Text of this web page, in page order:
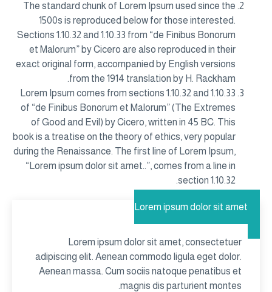
The standard chunk of Lorem Ipsum used since the
1500s is reproduced below for those interested.
Sections 1.10.32 and 1.10.33 from “de Finibus Bonorum
et Malorum” by Cicero are also reproduced in their
exact original form, accompanied by English versions
from the 1914 translation by H. Rackham.
Lorem Ipsum comes from sections 1.10.32 and 1.10.33
of “de Finibus Bonorum et Malorum” (The Extremes
of Good and Evil) by Cicero, written in 45 BC. This
book is a treatise on the theory of ethics, very popular
during the Renaissance. The first line of Lorem Ipsum,
“Lorem ipsum dolor sit amet..”, comes from a line in
section 1.10.32.
Lorem ipsum dolor sit amet
Lorem ipsum dolor sit amet, consectetuer
adipiscing elit. Aenean commodo ligula eget dolor.
Aenean massa. Cum sociis natoque penatibus et
magnis dis parturient montes.